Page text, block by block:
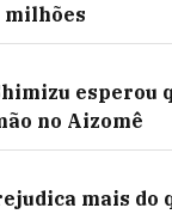
milhões
esperou
no Aizomê
mais do